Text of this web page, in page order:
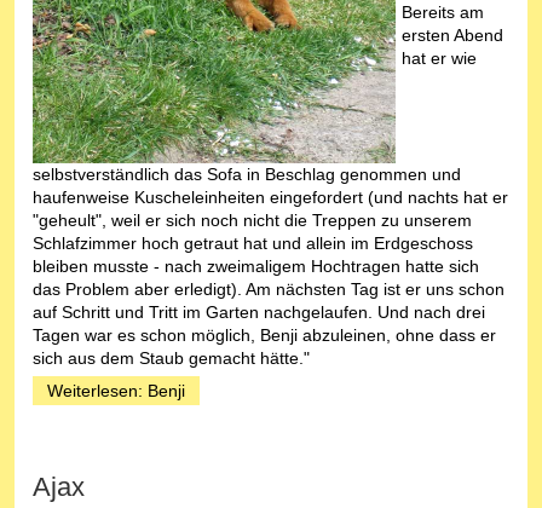
Bereits am
ersten Abend
hat er wie
selbstverständlich das Sofa in Beschlag genommen und
haufenweise Kuscheleinheiten eingefordert (und nachts hat er
"geheult", weil er sich noch nicht die Treppen zu unserem
Schlafzimmer hoch getraut hat und allein im Erdgeschoss
bleiben musste - nach zweimaligem Hochtragen hatte sich
das Problem aber erledigt). Am nächsten Tag ist er uns schon
auf Schritt und Tritt im Garten nachgelaufen. Und nach drei
Tagen war es schon möglich, Benji abzuleinen, ohne dass er
sich aus dem Staub gemacht hätte."
Weiterlesen: Benji
Ajax